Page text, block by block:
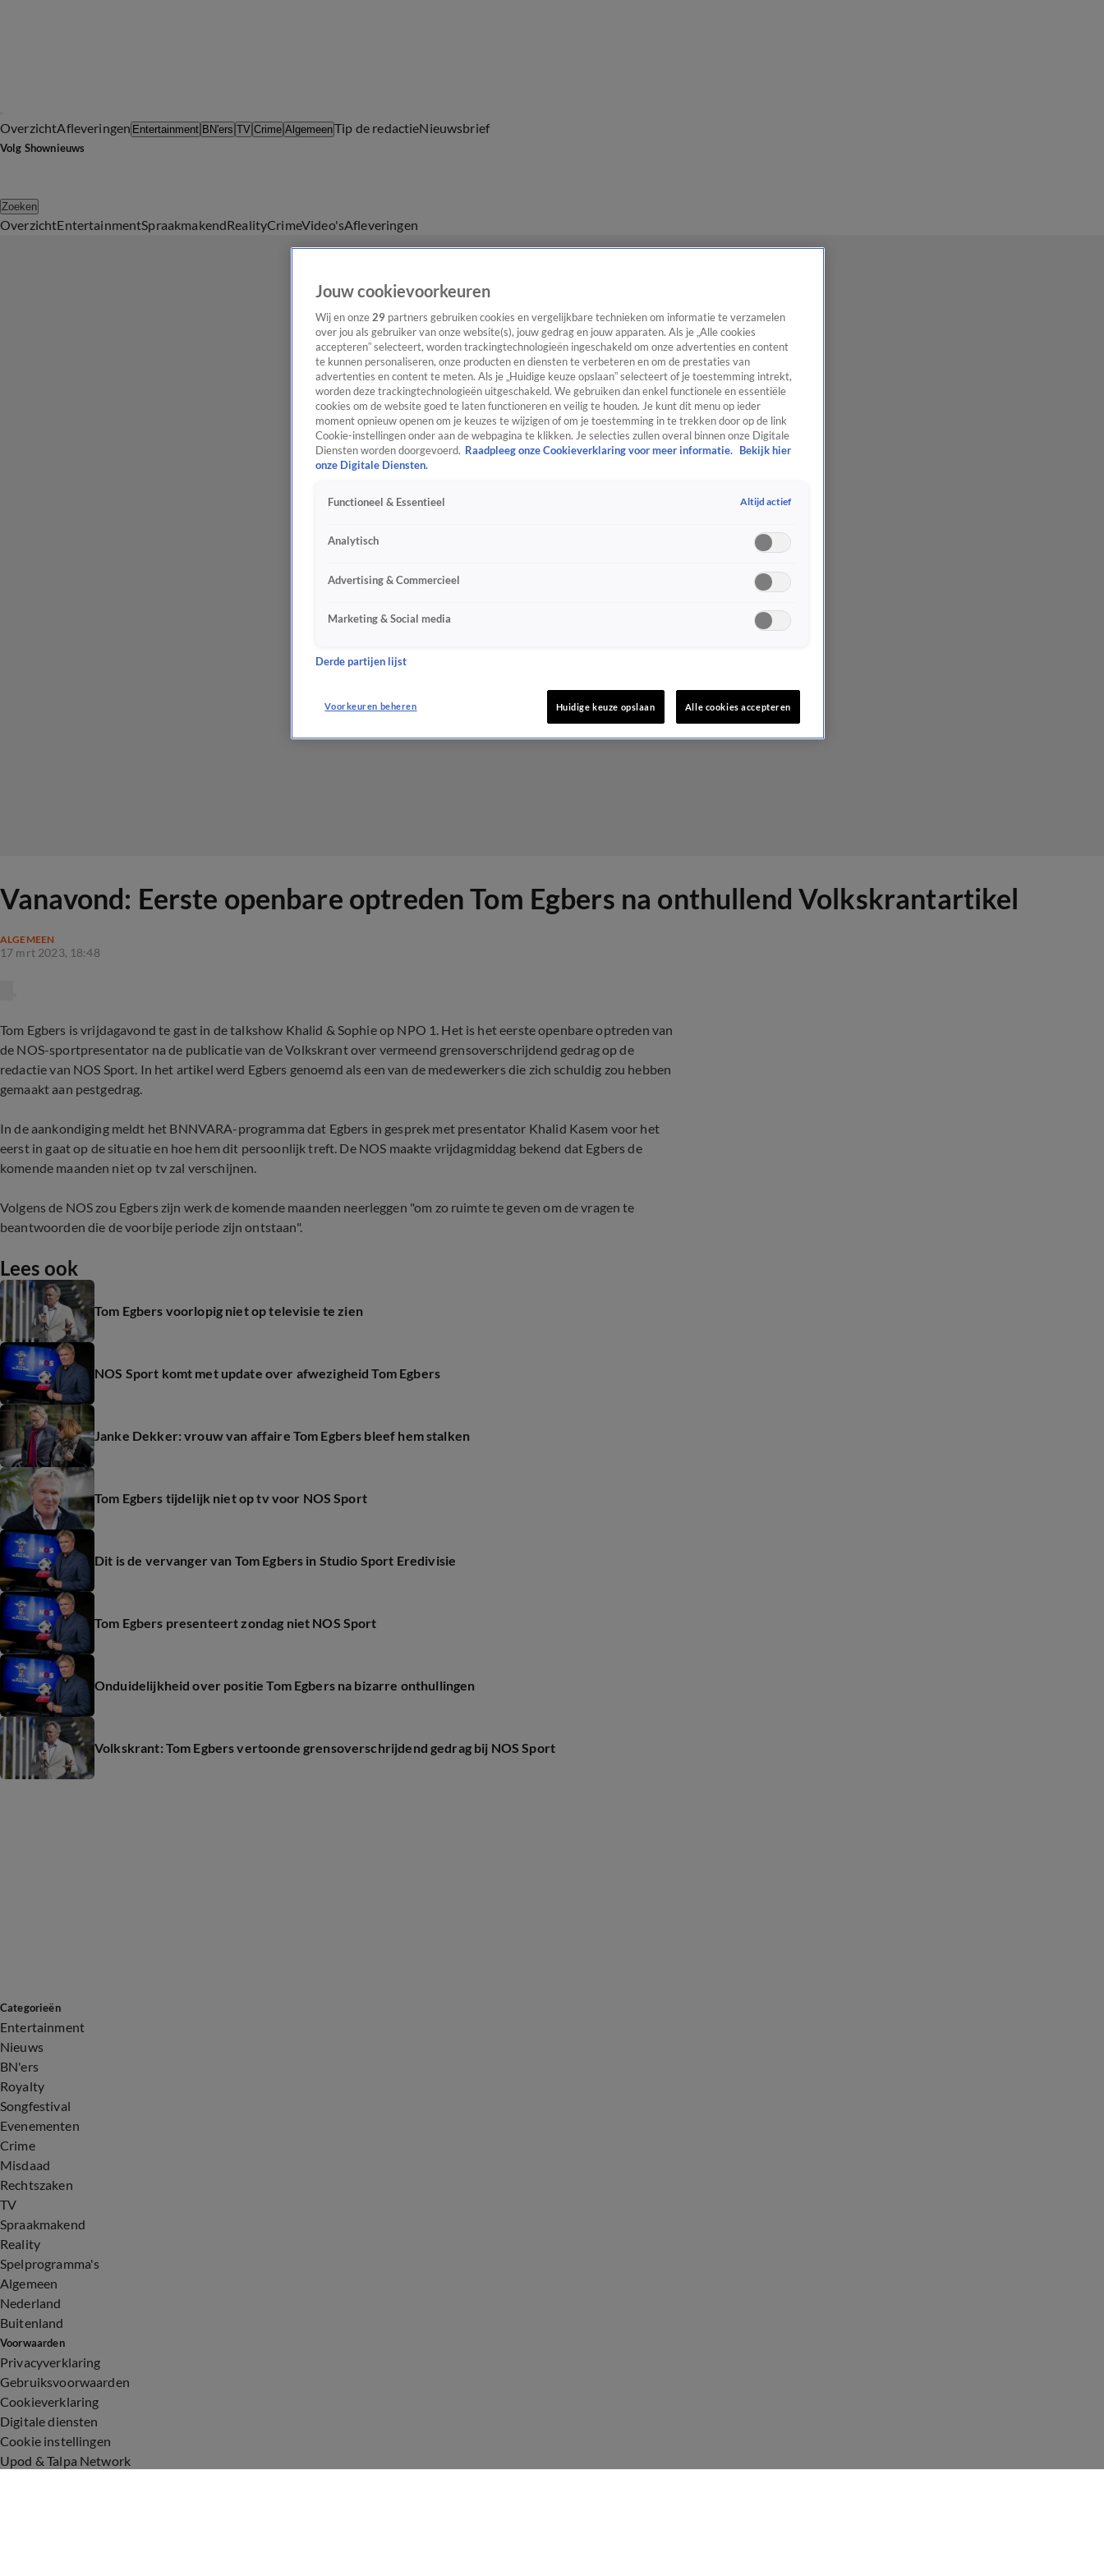
OverzichtAfleveringen Entertainment BN'ers TV Crime AlgemeenTip de redactieNieuwsbrief
Volg Shownieuws
Zoeken
OverzichtEntertainmentSpraakmakendRealityCrimeVideo'sAfleveringen
Vanavond: Eerste openbare optreden Tom Egbers na onthullend Volkskrantartikel
ALGEMEEN
17 mrt 2023, 18:48
Tom Egbers is vrijdagavond te gast in de talkshow Khalid & Sophie op NPO 1. Het is het eerste openbare optreden van
de NOS-sportpresentator na de publicatie van de Volkskrant over vermeend grensoverschrijdend gedrag op de
redactie van NOS Sport. In het artikel werd Egbers genoemd als een van de medewerkers die zich schuldig zou hebben
gemaakt aan pestgedrag.
In de aankondiging meldt het BNNVARA-programma dat Egbers in gesprek met presentator Khalid Kasem voor het
eerst in gaat op de situatie en hoe hem dit persoonlijk treft. De NOS maakte vrijdagmiddag bekend dat Egbers de
komende maanden niet op tv zal verschijnen.
Volgens de NOS zou Egbers zijn werk de komende maanden neerleggen "om zo ruimte te geven om de vragen te
beantwoorden die de voorbije periode zijn ontstaan".
Lees ook
Tom Egbers voorlopig niet op televisie te zien
NOS Sport komt met update over afwezigheid Tom Egbers
Janke Dekker: vrouw van affaire Tom Egbers bleef hem stalken
Tom Egbers tijdelijk niet op tv voor NOS Sport
Dit is de vervanger van Tom Egbers in Studio Sport Eredivisie
Tom Egbers presenteert zondag niet NOS Sport
Onduidelijkheid over positie Tom Egbers na bizarre onthullingen
Volkskrant: Tom Egbers vertoonde grensoverschrijdend gedrag bij NOS Sport
Categorieën
Entertainment
Nieuws
BN'ers
Royalty
Songfestival
Evenementen
Crime
Misdaad
Rechtszaken
TV
Spraakmakend
Reality
Spelprogramma's
Algemeen
Nederland
Buitenland
Voorwaarden
Privacyverklaring
Gebruiksvoorwaarden
Cookieverklaring
Digitale diensten
Cookie instellingen
Upod & Talpa Network
Jouw cookievoorkeuren
Wij en onze 29 partners gebruiken cookies en vergelijkbare technieken om informatie te verzamelen
over jou als gebruiker van onze website(s), jouw gedrag en jouw apparaten. Als je „Alle cookies
accepteren” selecteert, worden trackingtechnologieën ingeschakeld om onze advertenties en content
te kunnen personaliseren, onze producten en diensten te verbeteren en om de prestaties van
advertenties en content te meten. Als je „Huidige keuze opslaan” selecteert of je toestemming intrekt,
worden deze trackingtechnologieën uitgeschakeld. We gebruiken dan enkel functionele en essentiële
cookies om de website goed te laten functioneren en veilig te houden. Je kunt dit menu op ieder
moment opnieuw openen om je keuzes te wijzigen of om je toestemming in te trekken door op de link
Cookie-instellingen onder aan de webpagina te klikken. Je selecties zullen overal binnen onze Digitale
Diensten worden doorgevoerd. Raadpleeg onze Cookieverklaring voor meer informatie. Bekijk hier
onze Digitale Diensten.
Functioneel & Essentieel Altijd actief
Analytisch
Advertising & Commercieel
Marketing & Social media
Derde partijen lijst
Voorkeuren beheren Huidige keuze opslaan Alle cookies accepteren